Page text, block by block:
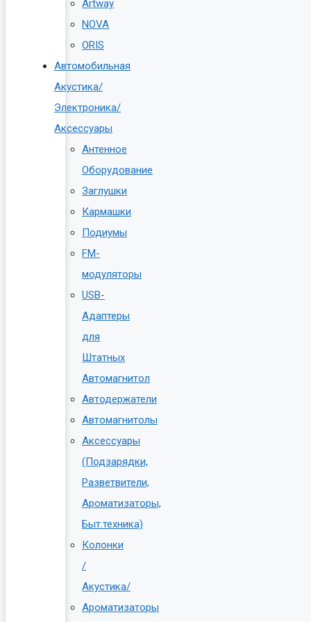
Artway
NOVA
ORIS
Автомобильная
Акустика/
Электроника/
Аксессуары
Антенное
Оборудование
Заглушки
Кармашки
Подиумы
FM-
модуляторы
USB-
Адаптеры
для
Штатных
Автомагнитол
Автодержатели
Автомагнитолы
Аксессуары
(Подзарядки,
Разветвители,
Ароматизаторы,
Быт.техника)
Колонки
/
Акустика/
Ароматизаторы